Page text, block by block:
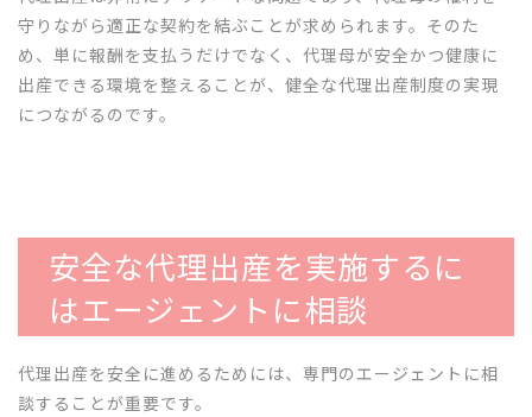
守りながら適正な契約を結ぶことが求められます。そのた
め、単に報酬を支払うだけでなく、代理母が安全かつ健康に
出産できる環境を整えることが、健全な代理出産制度の実現
につながるのです。
安全な代理出産を実施するに
はエージェントに相談
代理出産を安全に進めるためには、専門のエージェントに相
談することが重要です。